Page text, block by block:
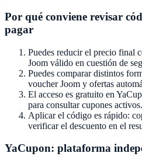
Por qué conviene revisar
pagar
Puedes reducir el precio final
Joom válido en cuestión de
Puedes comparar distintos
voucherJoom y ofertas
El acceso es gratuito en
para consultar cupones activos.
Aplicar el código es rápido:
verificar el descuento en el
YaCupon: plataforma